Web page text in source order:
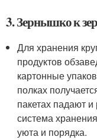
3. Зернышко к
Для хранения
продуктов
картонные
полках
пакетах падают
система
уюта и порядка.